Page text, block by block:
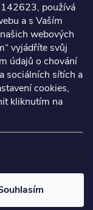
používá
a s Vaším
webových
vyjádříte svůj
údajů o chování
sociálních sítích a
cookies,
kliknutím na